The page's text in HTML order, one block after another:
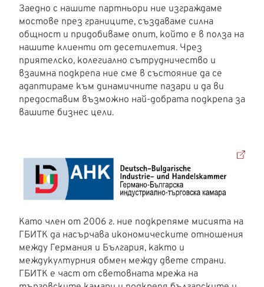
Заедно с нашите партньори ние изграждаме
мостове през границите, създаваме силна
общност и придобиваме опит, който е в полза на
нашите клиенти от десетилетия. Чрез
приятелско, колегиално сътрудничество и
взаимна подкрепа ние сме в състояние да се
адаптираме към динамичните пазари и да ви
предоставим възможно най-добрата подкрепа за
вашите бизнес цели.
Като член от 2006 г. ние подкрепяме мисията на
ГБИТК да насърчава икономическите отношения
между Германия и България, както и
междукултурния обмен между двете страни.
ГБИТК е част от световната мрежа на